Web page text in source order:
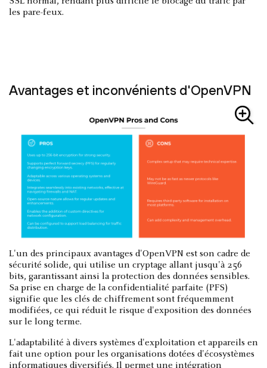
les pare-feux.
Avantages et inconvénients d'OpenVPN
L'un des principaux avantages d'OpenVPN est son cadre de
sécurité solide, qui utilise un cryptage allant jusqu'à 256
bits, garantissant ainsi la protection des données sensibles.
Sa prise en charge de la confidentialité parfaite (PFS)
signifie que les clés de chiffrement sont fréquemment
modifiées, ce qui réduit le risque d'exposition des données
sur le long terme.
L'adaptabilité à divers systèmes d'exploitation et appareils en
fait une option pour les organisations dotées d'écosystèmes
informatiques diversifiés. Il permet une intégration